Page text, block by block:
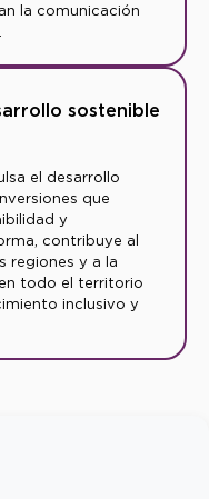
la comunicación
sostenible
el desarrollo
que
y
contribuye al
regiones y a la
todo el territorio
inclusivo y